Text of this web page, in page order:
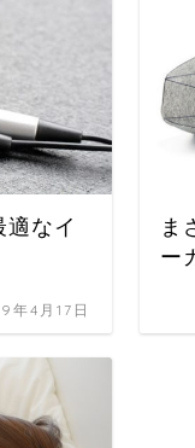
なイ
年4月17日
ま
ー